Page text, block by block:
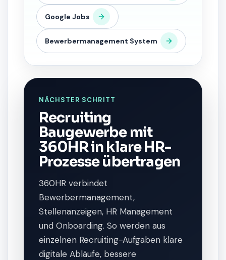
Google Jobs
Bewerbermanagement System
NÄCHSTER SCHRITT
Recruiting
Baugewerbe mit
360HR in klare HR-
Prozesse übertragen
360HR verbindet
Bewerbermanagement,
Stellenanzeigen, HR Management
und Onboarding. So werden aus
einzelnen Recruiting-Aufgaben klare
digitale Abläufe, bessere